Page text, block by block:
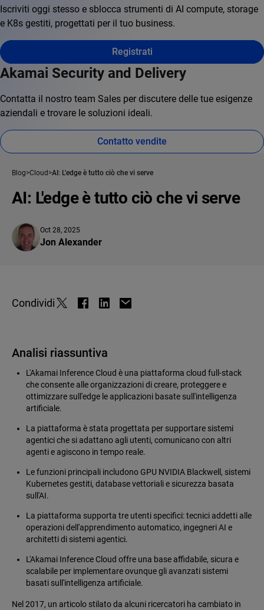
Iscriviti oggi stesso e sblocca strumenti di AI compute, storage
e K8s gestiti, progettati per il tuo business.
Registrati
Akamai Security and Delivery
Contatta il nostro team Sales per discutere delle tue esigenze
aziendali e trovare le soluzioni ideali.
Contatto vendite
Blog Cloud AI: L'edge è tutto ciò che vi serve
AI: L'edge è tutto ciò che vi serve
Oct 28, 2025
Jon Alexander
Condividi
Analisi riassuntiva
L'Akamai Inference Cloud è una piattaforma cloud full-stack
che consente alle organizzazioni di creare, proteggere e
ottimizzare sull'edge le applicazioni basate sull'intelligenza
artificiale.
La piattaforma è stata progettata per supportare sistemi
agentici che si adattano agli utenti, comunicano con altri
agenti e agiscono in tempo reale.
Le funzioni principali includono GPU NVIDIA Blackwell, sistemi
Kubernetes gestiti, database vettoriali e sicurezza basata
sull'AI.
La piattaforma supporta tre utenti specifici: tecnici addetti alle
operazioni dell'apprendimento automatico, ingegneri AI e
architetti di sistemi agentici.
L'Akamai Inference Cloud offre una base affidabile, sicura e
scalabile per implementare ovunque gli avanzati sistemi
basati sull'intelligenza artificiale.
Nel 2017, un articolo stilato da alcuni ricercatori ha cambiato in